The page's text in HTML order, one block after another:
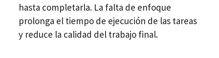
hasta completarla. La falta de enfoque
prolonga el tiempo de ejecución de las tareas
y reduce la calidad del trabajo final.